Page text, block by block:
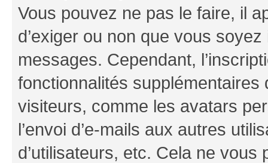
Vous pouvez ne pas le faire, il
d’exiger ou non que vous
messages. Cependant,
fonctionnalités
visiteurs, comme les avatars
l’envoi d’e-mails aux autres
d’utilisateurs, etc. Cela ne vous